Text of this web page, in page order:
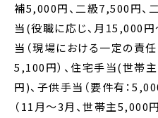
補5,000円、二級7,500円、
当(役職に応じ、月15,000
当（現場における一定の責
5,100円）、住宅手当(世帯
円)、子供手当（要件有：
（11月～3月、世帯主5,000